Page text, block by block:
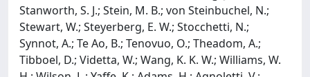
Stanworth, S. J.; Stein, M. B.; von Steinbuchel, N.;
Stewart, W.; Steyerberg, E. W.; Stocchetti, N.;
Synnot, A.; Te Ao, B.; Tenovuo, O.; Theadom, A.;
Tibboel, D.; Videtta, W.; Wang, K. K. W.; Williams, W.